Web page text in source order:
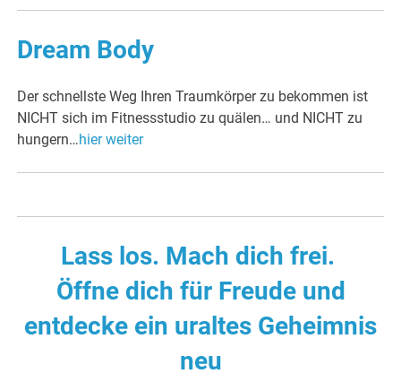
Dream Body
Der schnellste Weg Ihren Traumkörper zu bekommen ist
NICHT sich im Fitnessstudio zu quälen… und NICHT zu
hungern…hier weiter
Lass los. Mach dich frei.
Öffne dich für Freude und
entdecke ein uraltes Geheimnis
neu